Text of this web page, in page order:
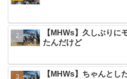
【MHWs】久しぶりに
たんだけど
【MHWs】ちゃんとし